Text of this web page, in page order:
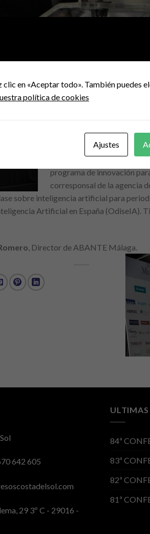
el día 30 de
Sanguinetti es un escritor,
intersección entre
Teoría de la Literatura con
tiene estudios de
programación y realiza su
inteligencia artificial.
programa de innovación
corresponsal de la agencia
sobre inteligencia artificial para
Artificial en España (OdiseIA).
, Director de ABANTE Málaga.
642 605
29 3º C - 29016 -
ULTIMAS
84ª
83ª
82ª
81ª
en «Aceptar todo». También puedes
política de cookies
Ajustes